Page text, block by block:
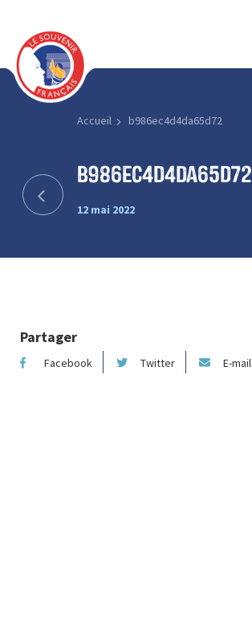
Accueil b986ec4d4da65d72
b986ec4d4da65d72
12 mai 2022
Partager
Facebook Twitter E-mail